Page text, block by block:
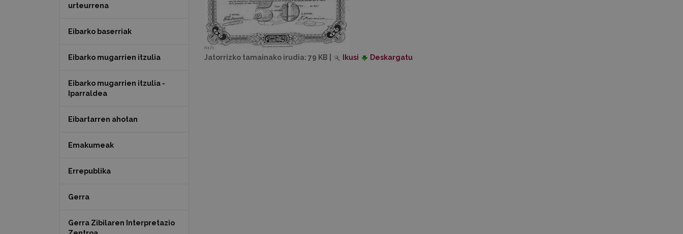
Jatorrizko tamainako irudia: 79 KB Ikusi Deskargatu
urteurrena
Eibarko baserriak
Eibarko mugarrien itzulia
Eibarko mugarrien itzulia -
Iparraldea
Eibartarren ahotan
Emakumeak
Errepublika
Gerra
Gerra Zibilaren Interpretazio